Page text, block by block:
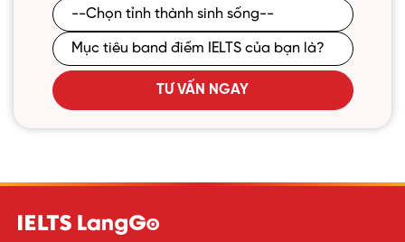
TƯ VẤN NGAY